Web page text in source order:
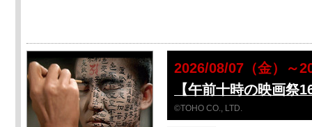
2026/08/07（金）～
【午前十時の映画祭
©TOHO CO., LTD.